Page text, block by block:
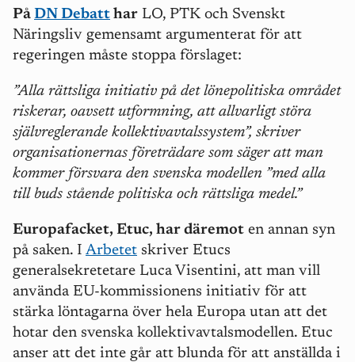
På DN Debatt har LO, PTK och Svenskt
Näringsliv gemensamt argumenterat för att
regeringen måste stoppa förslaget:
”Alla rättsliga initiativ på det lönepolitiska området
riskerar, oavsett utformning, att allvarligt störa
självreglerande kollektivavtalssystem”, skriver
organisationernas företrädare som säger att man
kommer försvara den svenska modellen ”med alla
till buds stående politiska och rättsliga medel.”
Europafacket, Etuc, har däremot en annan syn
på saken. I Arbetet skriver Etucs
generalsekretetare Luca Visentini, att man vill
använda EU-kommissionens initiativ för att
stärka löntagarna över hela Europa utan att det
hotar den svenska kollektivavtalsmodellen. Etuc
anser att det inte går att blunda för att anställda i